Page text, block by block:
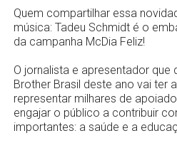
Quem compartilhar essa
música: Tadeu Schmidt é o
da campanha McDia Feliz!
O jornalista e apresentador que
Brother Brasil deste ano vai ter
representar milhares de
engajar o público a contribuir
importantes: a saúde e a